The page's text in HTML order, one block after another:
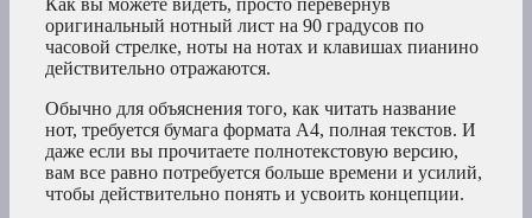
Как вы можете видеть, просто перевернув
оригинальный нотный лист на 90 градусов по
часовой стрелке, ноты на нотах и клавишах пианино
действительно отражаются.
Обычно для объяснения того, как читать название
нот, требуется бумага формата А4, полная текстов. И
даже если вы прочитаете полнотекстовую версию,
вам все равно потребуется больше времени и усилий,
чтобы действительно понять и усвоить концепции.